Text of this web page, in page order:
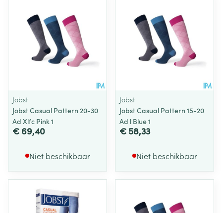
Jobst
Jobst Casual Pattern 20-30
Ad Xlfc Pink 1
€ 69,40
Niet beschikbaar
Jobst
Jobst Casual Pattern 15-20
Ad l Blue 1
€ 58,33
Niet beschikbaar